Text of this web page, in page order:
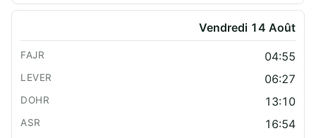
Vendredi 14 Août
04:55
06:27
13:10
16:54